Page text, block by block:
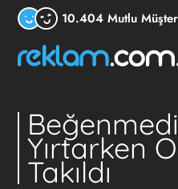
10.404 Mutlu
Yırtarken
Takıldı